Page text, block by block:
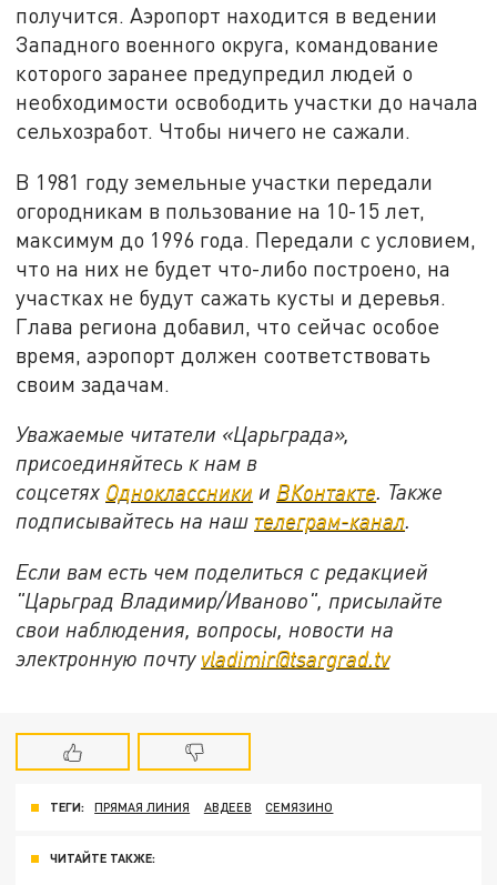
получится. Аэропорт находится в ведении
Западного военного округа, командование
которого заранее предупредил людей о
необходимости освободить участки до начала
сельхозработ. Чтобы ничего не сажали.
В 1981 году земельные участки передали
огородникам в пользование на 10-15 лет,
максимум до 1996 года. Передали с условием,
что на них не будет что-либо построено, на
участках не будут сажать кусты и деревья.
Глава региона добавил, что сейчас особое
время, аэропорт должен соответствовать
своим задачам.
Уважаемые читатели «Царьграда»,
присоединяйтесь к нам в
соцсетях Одноклассники и ВКонтакте. Также
подписывайтесь на наш телеграм-канал.
Если вам есть чем поделиться с редакцией
"Царьград Владимир/Иваново", присылайте
свои наблюдения, вопросы, новости на
электронную почту vladimir@tsargrad.tv
ТЕГИ: ПРЯМАЯ ЛИНИЯ АВДЕЕВ СЕМЯЗИНО
ЧИТАЙТЕ ТАКЖЕ: